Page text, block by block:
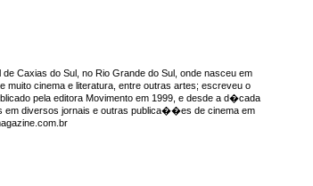
Caxias do Sul, no Rio Grande do Sul, onde nasceu em
muito cinema e literatura, entre outras artes; escreveu o
pela editora Movimento em 1999, e desde a d�cada
em diversos jornais e outras publica��es de cinema em